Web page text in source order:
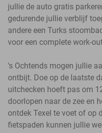
jullie de auto gratis
gedurende jullie verblijf
andere een Turks
voor een complete work-
's Ochtends mogen jullie
ontbijt. Doe op de laatste
uitchecken hoeft pas om
doorlopen naar de zee en
ontdek Texel te voet of op
fietspaden kunnen jullie